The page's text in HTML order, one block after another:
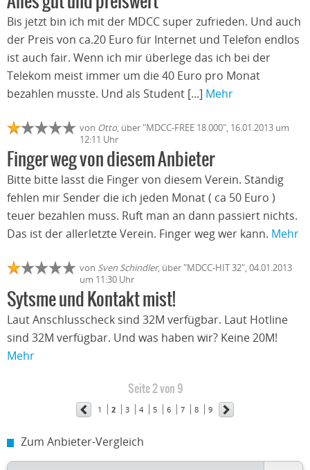
Bis jetzt bin ich mit der MDCC super zufrieden. Und auch
der Preis von ca.20 Euro für Internet und Telefon endlos
ist auch fair. Wenn ich mir überlege das ich bei der
Telekom meist immer um die 40 Euro pro Monat
bezahlen musste. Und als Student [...] Mehr
von Otto, über "MDCC-FREE 18.000", 16.01.2013 um
12:11 Uhr
Finger weg von diesem Anbieter
Bitte bitte lasst die Finger von diesem Verein. Ständig
fehlen mir Sender die ich jeden Monat ( ca 50 Euro )
teuer bezahlen muss. Ruft man an dann passiert nichts.
Das ist der allerletzte Verein. Finger weg wer kann. Mehr
von Sven Schindler, über "MDCC-HIT 32", 04.01.2013
um 11:30 Uhr
Sytsme und Kontakt mist!
Laut Anschlusscheck sind 32M verfügbar. Laut Hotline
sind 32M verfügbar. Und was haben wir? Keine 20M!
Mehr
Seite 2 von 9
1 2 3 4 5 6 7 8 9
Zum Anbieter-Vergleich